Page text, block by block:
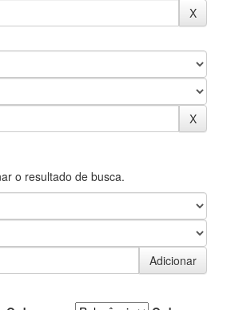
o resultado de busca.